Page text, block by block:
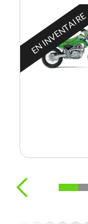
EN INVENTAIRE